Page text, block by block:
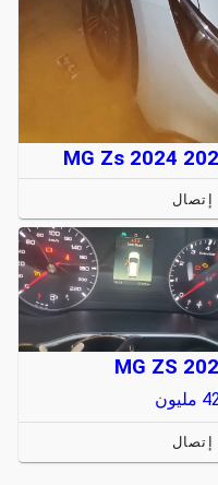
MG Zs 2024
إتصال
MG ZS
مليون
إتصال